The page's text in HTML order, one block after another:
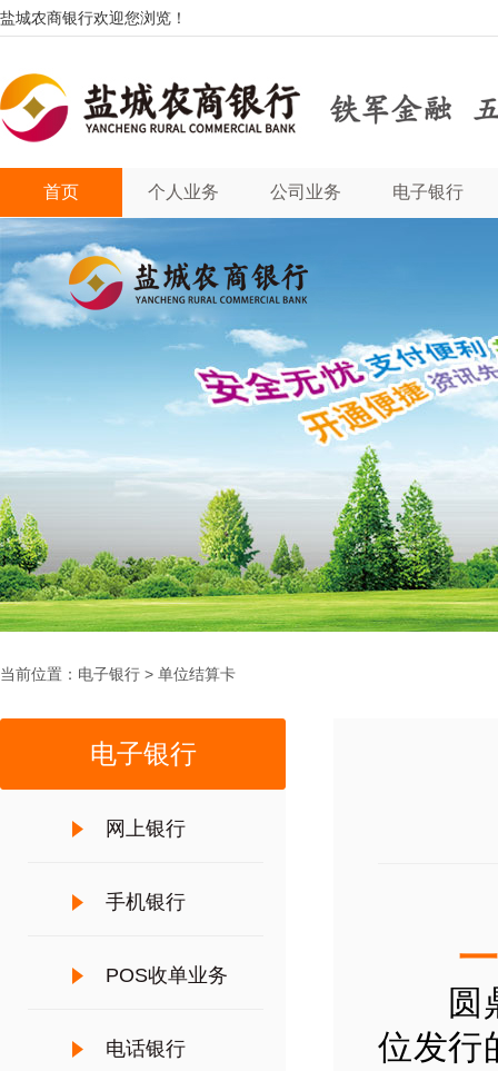
盐城农商银行欢迎您浏览！
首页 个人业务 公司业务 电子银行
当前位置： 电子银行 > 单位结算卡
电子银行
网上银行
手机银行
POS收单业务
电话银行
一
圆鼎
位发行